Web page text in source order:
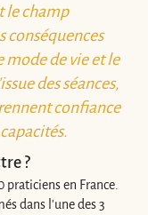
le champ
conséquences
de vie et le
des séances,
confiance
?
praticiens en France.
dans l'une des 3